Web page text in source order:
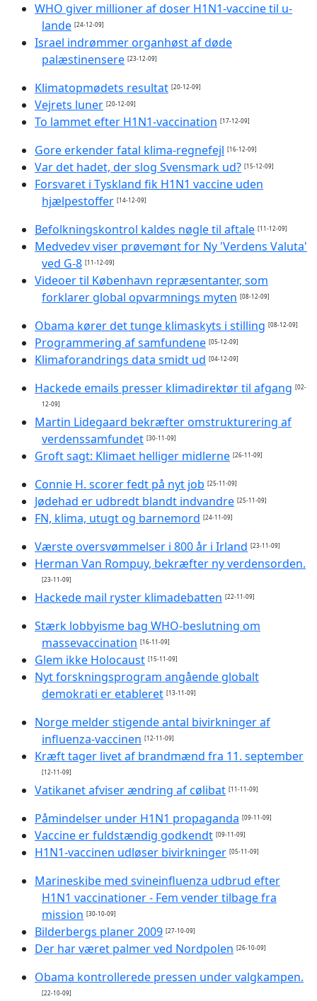
WHO giver millioner af doser H1N1-vaccine til u-
lande [24-12-09]
Israel indrømmer organhøst af døde
palæstinensere [23-12-09]
Klimatopmødets resultat [20-12-09]
Vejrets luner [20-12-09]
To lammet efter H1N1-vaccination [17-12-09]
Gore erkender fatal klima-regnefejl [16-12-09]
Var det hadet, der slog Svensmark ud? [15-12-09]
Forsvaret i Tyskland fik H1N1 vaccine uden
hjælpestoffer [14-12-09]
Befolkningskontrol kaldes nøgle til aftale [11-12-09]
Medvedev viser prøvemønt for Ny 'Verdens Valuta'
ved G-8 [11-12-09]
Videoer til København repræsentanter, som
forklarer global opvarmnings myten [08-12-09]
Obama kører det tunge klimaskyts i stilling [08-12-09]
Programmering af samfundene [05-12-09]
Klimaforandrings data smidt ud [04-12-09]
Hackede emails presser klimadirektør til afgang [02-
12-09]
Martin Lidegaard bekræfter omstrukturering af
verdenssamfundet [30-11-09]
Groft sagt: Klimaet helliger midlerne [26-11-09]
Connie H. scorer fedt på nyt job [25-11-09]
Jødehad er udbredt blandt indvandre [25-11-09]
FN, klima, utugt og barnemord [24-11-09]
Værste oversvømmelser i 800 år i Irland [23-11-09]
Herman Van Rompuy, bekræfter ny verdensorden.
[23-11-09]
Hackede mail ryster klimadebatten [22-11-09]
Stærk lobbyisme bag WHO-beslutning om
massevaccination [16-11-09]
Glem ikke Holocaust [15-11-09]
Nyt forskningsprogram angående globalt
demokrati er etableret [13-11-09]
Norge melder stigende antal bivirkninger af
influenza-vaccinen [12-11-09]
Kræft tager livet af brandmænd fra 11. september
[12-11-09]
Vatikanet afviser ændring af cølibat [11-11-09]
Påmindelser under H1N1 propaganda [09-11-09]
Vaccine er fuldstændig godkendt [09-11-09]
H1N1-vaccinen udløser bivirkninger [05-11-09]
Marineskibe med svineinfluenza udbrud efter
H1N1 vaccinationer - Fem vender tilbage fra
mission [30-10-09]
Bilderbergs planer 2009 [27-10-09]
Der har været palmer ved Nordpolen [26-10-09]
Obama kontrollerede pressen under valgkampen.
[22-10-09]